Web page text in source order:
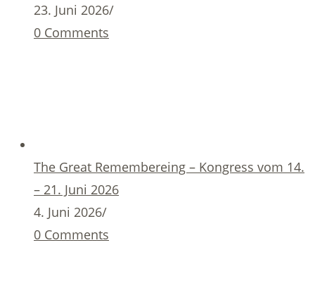
23. Juni 2026/
0 Comments
The Great Remembereing – Kongress vom 14.
– 21. Juni 2026
4. Juni 2026/
0 Comments